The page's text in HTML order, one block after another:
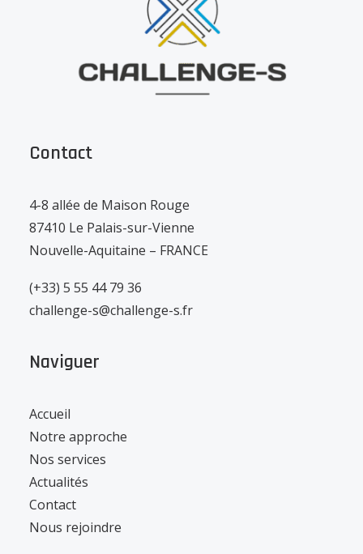
Contact
4-8 allée de Maison Rouge
87410 Le Palais-sur-Vienne
Nouvelle-Aquitaine – FRANCE
(+33) 5 55 44 79 36
challenge-s@challenge-s.fr
Naviguer
Accueil
Notre approche
Nos services
Actualités
Contact
Nous rejoindre